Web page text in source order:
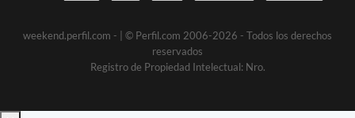
weekend.perfil.com -
| © Perfil.com 2006-2026 - Todos los derechos
reservados
Registro de Propiedad Intelectual: Nro.